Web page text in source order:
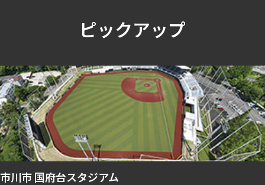
ピックアップ
市川市 国府台スタジアム